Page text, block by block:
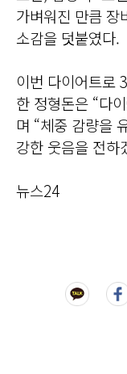
가벼워진 만큼 장
소감을 덧붙였다.
이번 다이어트로
한 정형돈은 “다
며 “체중 감량을
강한 웃음을 전하
뉴스24